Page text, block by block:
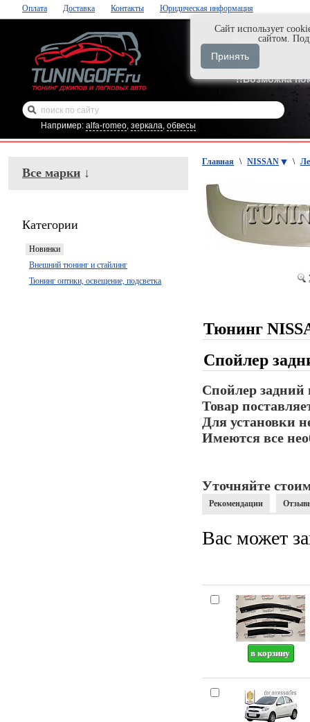
Оплата Доставка Контакты Юридическая информация
Нажми и
+7-929-495-
!!Возможна
Например: alfa-romeo, зеркала, обвесы
Все марки ↓
Категории
Новинки
Внешний тюнинг и стайлинг
Тюнинг оптики, освещение, подсветка
Главная \ NISSAN \
Тюнинг
Спойлер
Спойлер
Товар
Для установки
Имеются все
Уточняйте
Рекомендации
Вас может
Cайт использует
сайтом.
Принять